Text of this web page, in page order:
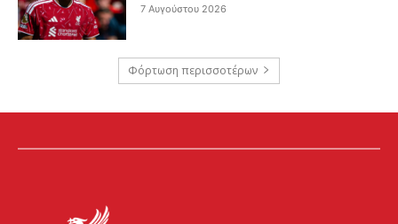
7 Αυγούστου 2026
Φόρτωση περισσοτέρων